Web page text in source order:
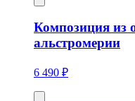
Композиция из
альстромерии
6 490 ₽